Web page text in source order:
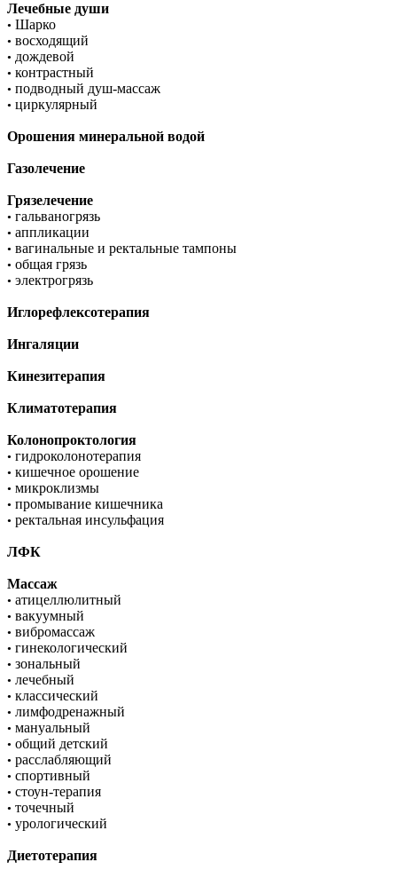
Лечебные души
• Шарко
• восходящий
• дождевой
• контрастный
• подводный душ-массаж
• циркулярный
Орошения минеральной водой
Газолечение
Грязелечение
• гальваногрязь
• аппликации
• вагинальные и ректальные тампоны
• общая грязь
• электрогрязь
Иглорефлексотерапия
Ингаляции
Кинезитерапия
Климатотерапия
Колонопроктология
• гидроколонотерапия
• кишечное орошение
• микроклизмы
• промывание кишечника
• ректальная инсульфация
ЛФК
Массаж
• атицеллюлитный
• вакуумный
• вибромассаж
• гинекологический
• зональный
• лечебный
• классический
• лимфодренажный
• мануальный
• общий детский
• расслабляющий
• спортивный
• стоун-терапия
• точечный
• урологический
Диетотерапия